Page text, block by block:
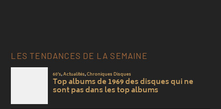
LES TENDANCES DE LA SEMAINE